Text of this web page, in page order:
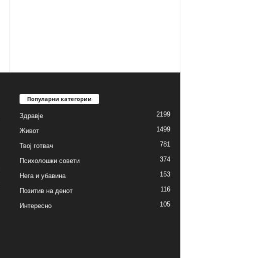
Популарни категории
Здравје 2199
Живот 1499
Твој готвач 781
Психолошки совети 374
Нега и убавина 153
Позитив на денот 116
Интересно 105